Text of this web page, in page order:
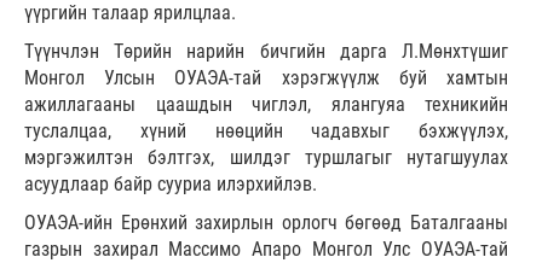
үүргийн талаар ярилцлаа.
Түүнчлэн Төрийн нарийн бичгийн дарга Л.Мөнхтүшиг
Монгол Улсын ОУАЭА-тай хэрэгжүүлж буй хамтын
ажиллагааны цаашдын чиглэл, ялангуяа техникийн
туслалцаа, хүний нөөцийн чадавхыг бэхжүүлэх,
мэргэжилтэн бэлтгэх, шилдэг туршлагыг нутагшуулах
асуудлаар байр сууриа илэрхийлэв.
ОУАЭА-ийн Ерөнхий захирлын орлогч бөгөөд Баталгааны
газрын захирал Массимо Апаро Монгол Улс ОУАЭА-тай